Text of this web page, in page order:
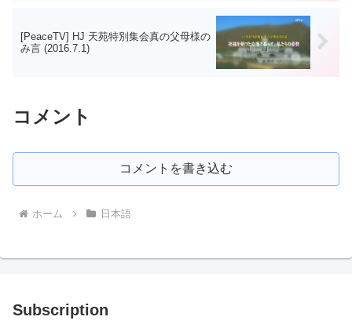
[PeaceTV] HJ 天苑特別集会真の父母様の
み言 (2016.7.1)
コメント
コメントを書き込む
ホーム 日本語
Subscription